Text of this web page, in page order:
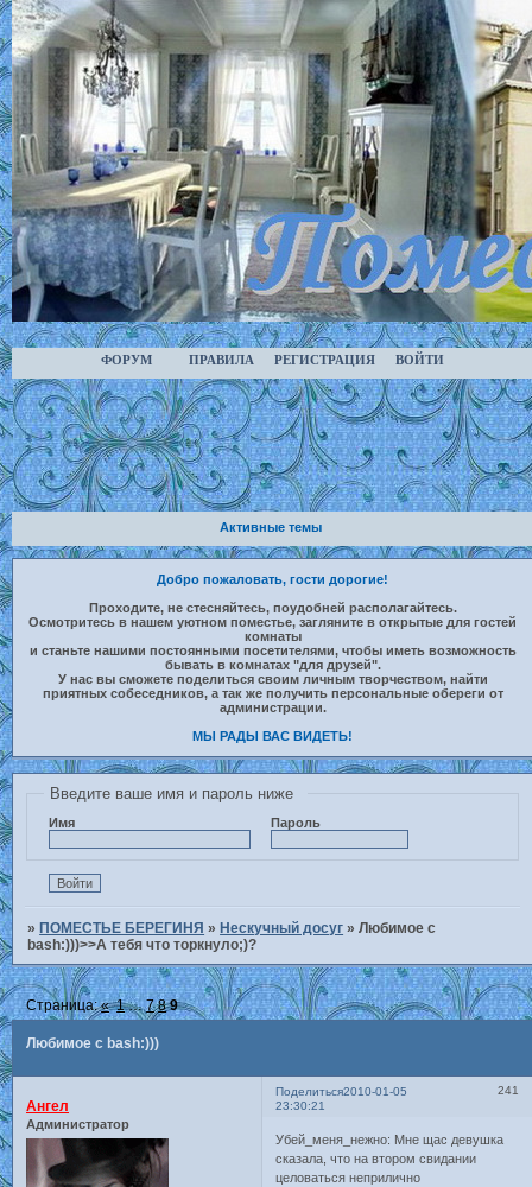
ФОРУМ ПРАВИЛА РЕГИСТРАЦИЯ ВОЙТИ
Активные темы
Добро пожаловать, гости дорогие!
Проходите, не стесняйтесь, поудобней располагайтесь.
Осмотритесь в нашем уютном поместье, загляните в открытые для гостей
комнаты
и станьте нашими постоянными посетителями, чтобы иметь возможность
бывать в комнатах "для друзей".
У нас вы сможете поделиться своим личным творчеством, найти
приятных собеседников, а так же получить персональные обереги от
администрации.
МЫ РАДЫ ВАС ВИДЕТЬ!
Введите ваше имя и пароль ниже
Имя Пароль
»ПОМЕСТЬЕ БЕРЕГИНЯ »Нескучный досуг »Любимое с
bash:)))>>А тебя что торкнуло;)?
Любимое с bash:)))
Страница:« 1 … 7 8 9
Поделиться 241
2010-01-05
23:30:21
Ангел
Администратор
Убей_меня_нежно: Мне щас девушка
сказала, что на втором свидании
целоваться неприлично